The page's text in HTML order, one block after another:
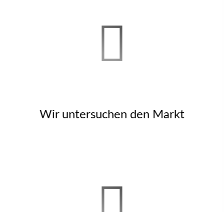
Wir untersuchen den Markt